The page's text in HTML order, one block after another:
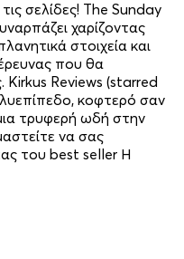
σελίδες! The Sunday
χαρίζοντας
στοιχεία και
που θα
Kirkus Reviews (starred
κοφτερό σαν
τρυφερή ωδή στην
να σας
του best seller Η